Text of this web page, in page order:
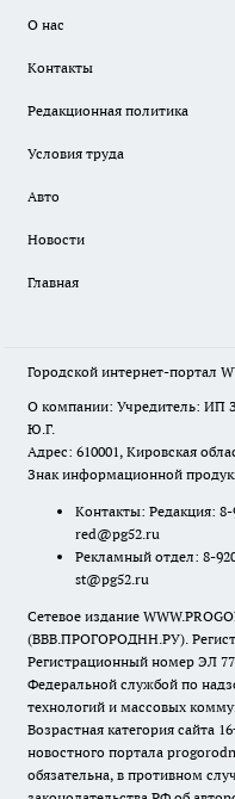
О нас
Контакты
Редакционная политика
Условия труда
Авто
Новости
Главная
Городской интернет-портал
О компании: Учредитель: ИП
Ю.Г.
Адрес: 610001, Кировская
Знак информационной
Контакты: Редакция:
red@pg52.ru
Рекламный отдел: 8-
st@pg52.ru
Сетевое издание
(ВВВ.ПРОГОРОДНН.РУ).
Регистрационный номер ЭЛ
Федеральной службой по
технологий и массовых
Возрастная категория сайта
новостного портала
обязательна, в противном